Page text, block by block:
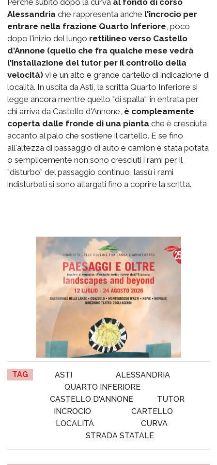
Alessandria che rappresenta anche l'incrocio per
entrare nella frazione Quarto Inferiore , poco
dopo l'inizio del lungo rettilineo verso Castello
d'Annone (quello che fra qualche mese vedrà
l'installazione del tutor per il controllo della
velocità) vi è un alto e grande cartello di indicazione di
località. In uscita da Asti, la scritta Quarto Inferiore si
legge ancora mentre quello "di spalla", in entrata per
chi arriva da Castello d'Annone, è compleamente
coperta dalle fronde di una pianta che è cresciuta
accanto al palo che sostiene il cartello. E se fino
all'altezza di passaggio di auto e camion è stata potata
o semplicemente non sono cresciuti i rami per il
"disturbo" del passaggio continuo, lassù i rami
indisturbati si sono allargati fino a coprire la scritta.
TAG ASTI
ALESSANDRIA
QUARTO INFERIORE
CASTELLO D'ANNONE
TUTOR
INCROCIO
CARTELLO
LOCALITÀ
CURVA
STRADA STATALE